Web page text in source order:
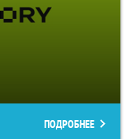
ПОДРОБНЕЕ